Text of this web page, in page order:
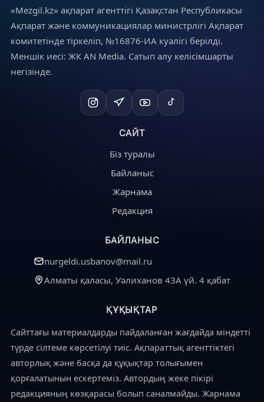
«Mezgil.kz» ақпарат агенттігі Қазақстан Республикасы
Ақпарат және коммуникациялар министрлігі Ақпарат
комитетінде тіркеліп, №16876-ИА куәлігі берілді.
Меншік иесі: ЖК AN Media. Сатып алу келісімшарты
негізінде.
САЙТ
Біз туралы
Байланыс
Жарнама
Редакция
БАЙЛАНЫС
nurgeldi.usbanov@mail.ru
Алматы қаласы, Уәлиханов 43А үй. 4 қабат
ҚҰҚЫҚТАР
Сайттағы материалдарды пайдаланған жағдайда міндетті
түрде сілтеме көрсетілуі тиіс. Ақпараттық агенттіктегі
авторлық және басқа да құқықтар толығымен
қорғалатынын ескертеміз. Автордың жеке пікірі
редакцияның көзқарасы болып саналмайды. Жарнама